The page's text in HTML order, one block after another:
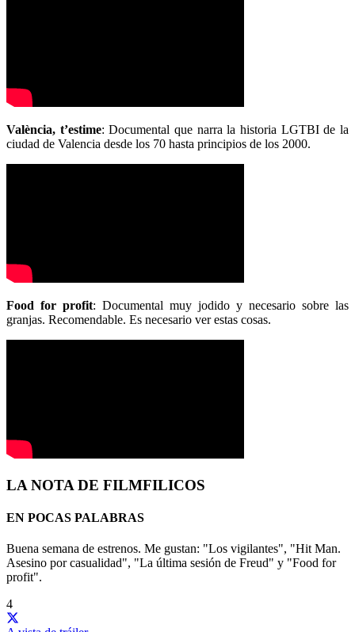
València, t’estime: Documental que narra la historia LGTBI de la
ciudad de Valencia desde los 70 hasta principios de los 2000.
Food for profit: Documental muy jodido y necesario sobre las
granjas. Recomendable. Es necesario ver estas cosas.
LA NOTA DE FILMFILICOS
EN POCAS PALABRAS
Buena semana de estrenos. Me gustan: "Los vigilantes", "Hit Man.
Asesino por casualidad", "La última sesión de Freud" y "Food for
profit".
4